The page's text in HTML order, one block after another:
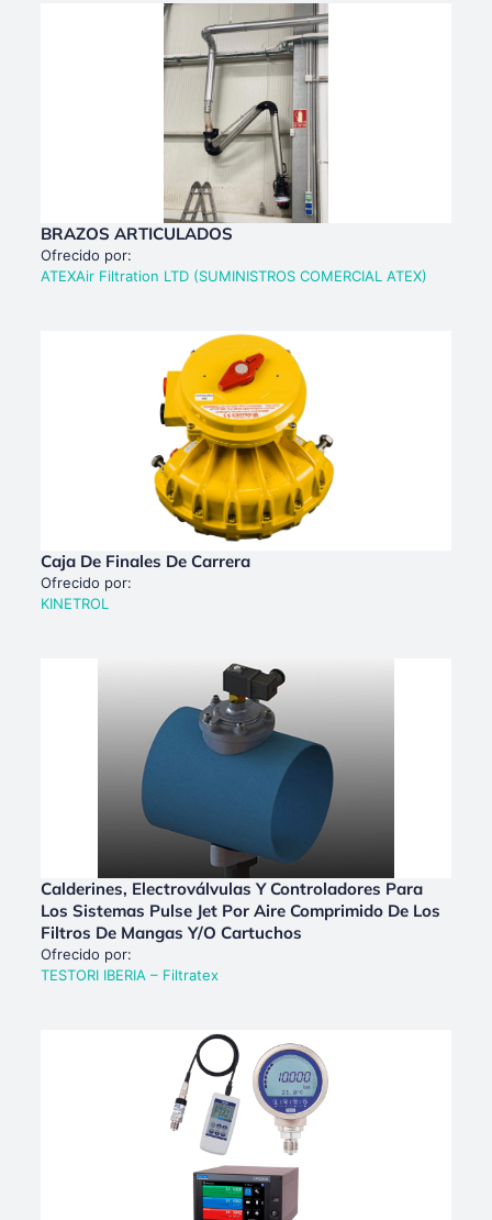
BRAZOS ARTICULADOS
Ofrecido por:
ATEXAir Filtration LTD (SUMINISTROS COMERCIAL ATEX)
Caja De Finales De Carrera
Ofrecido por:
KINETROL
Calderines, Electroválvulas Y Controladores Para
Los Sistemas Pulse Jet Por Aire Comprimido De Los
Filtros De Mangas Y/o Cartuchos
Ofrecido por:
TESTORI IBERIA – Filtratex